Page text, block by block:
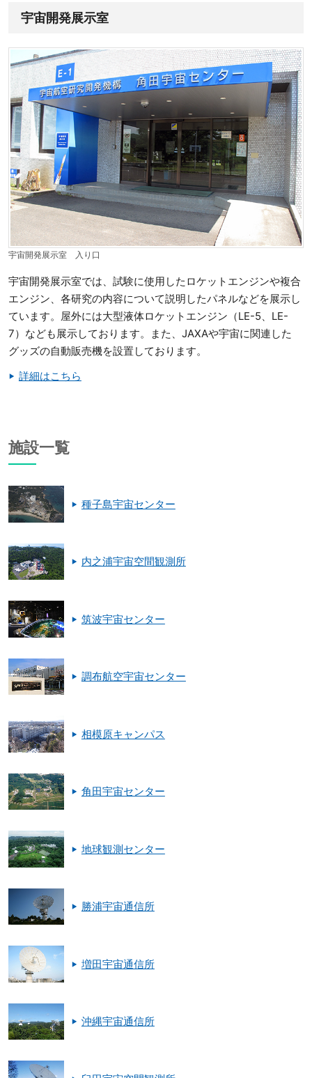
宇宙開発展示室
宇宙開発展示室 入り口
宇宙開発展示室では、試験に使用したロケットエンジンや複合
エンジン、各研究の内容について説明したパネルなどを展示し
ています。屋外には大型液体ロケットエンジン（LE-5、LE-
7）なども展示しております。また、JAXAや宇宙に関連した
グッズの自動販売機を設置しております。
詳細はこちら
施設一覧
種子島宇宙センター
内之浦宇宙空間観測所
筑波宇宙センター
調布航空宇宙センター
相模原キャンパス
角田宇宙センター
地球観測センター
勝浦宇宙通信所
増田宇宙通信所
沖縄宇宙通信所